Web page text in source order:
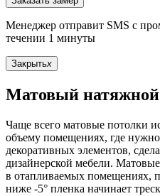
Менеджер отправит SMS с
течении 1 минуты
Закрытьx
Матовый натяжной
Чаще всего матовые потолки
объему помещениях, где
декоративных элементов,
дизайнерской мебели.
в отапливаемых помещениях,
ниже -5° пленка начинает